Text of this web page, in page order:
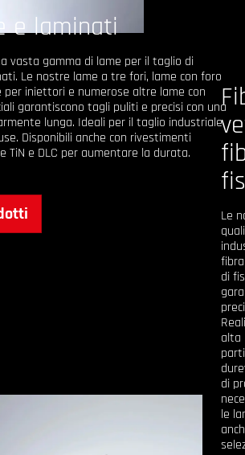
e laminati
vasta gamma di lame per il taglio di
Le nostre lame a tre fori, lame con foro
per iniettori e numerose altre lame con
garantiscono tagli puliti e precisi con una
lunga. Ideali per il taglio industriale
Disponibili anche con rivestimenti
TiN e DLC per aumentare la durata.
Le
di
alta
di
le